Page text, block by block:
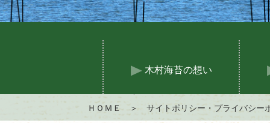
木村海苔の想い
ＨＯＭＥ ＞ サイトポリシー・プライバシー